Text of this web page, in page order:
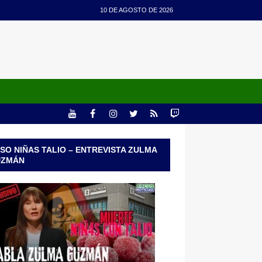
10 DE AGOSTO DE 2026
NIÑAS TALIO – ENTREVISTA ZULMA